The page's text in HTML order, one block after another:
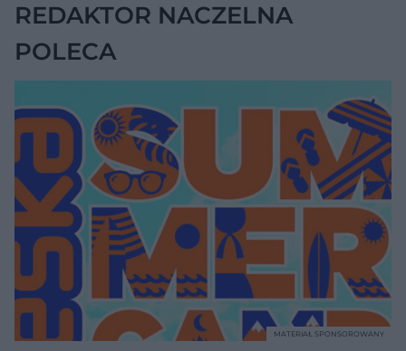
REDAKTOR NACZELNA
POLECA
MATERIAŁ SPONSOROWANY